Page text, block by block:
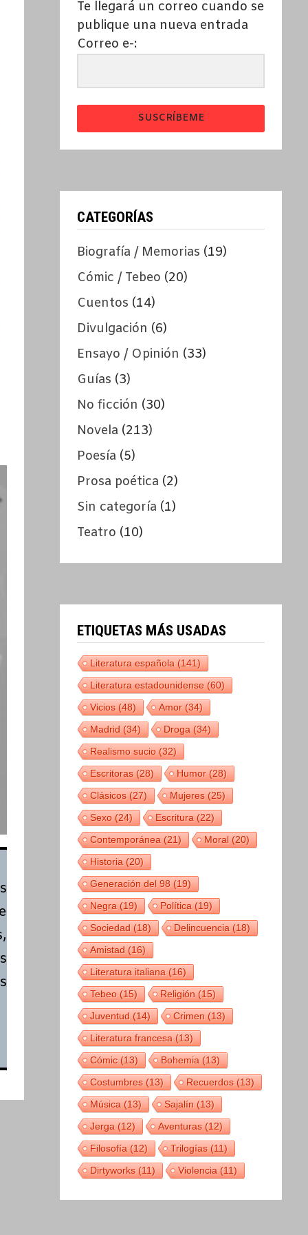
Te llegará un correo cuando se
publique una nueva entrada
Correo e-:
SUSCRÍBEME
CATEGORÍAS
Biografía / Memorias (19)
Cómic / Tebeo (20)
Cuentos (14)
Divulgación (6)
Ensayo / Opinión (33)
Guías (3)
No ficción (30)
Novela (213)
Poesía (5)
Prosa poética (2)
Sin categoría (1)
Teatro (10)
ETIQUETAS MÁS USADAS
Literatura española(141)
Literatura estadounidense(60)
Vicios(48) Amor(34)
Madrid(34) Droga(34)
Realismo sucio(32)
Escritoras(28) Humor(28)
Clásicos(27) Mujeres(25)
Sexo(24) Escritura(22)
Contemporánea(21) Moral(20)
Historia(20)
Generación del 98(19)
Negra(19) Política(19)
Sociedad(18) Delincuencia(18)
Amistad(16)
Literatura italiana(16)
Tebeo(15) Religión(15)
Juventud(14) Crimen(13)
Literatura francesa(13)
Cómic(13) Bohemia(13)
Costumbres(13) Recuerdos(13)
Música(13) Sajalín(13)
Jerga(12) Aventuras(12)
Filosofía(12) Trilogías(11)
Dirtyworks(11) Violencia(11)